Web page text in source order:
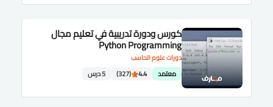
دورات علوم الحاسب
كورس ودورة تدريبية في تعليم مجال
Python Programming
معتمد 4.4
(327) 5 درس